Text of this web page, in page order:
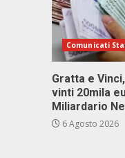
Comunicati
Gratta e
vinti 20mila
Miliardario
6 Agosto 2026